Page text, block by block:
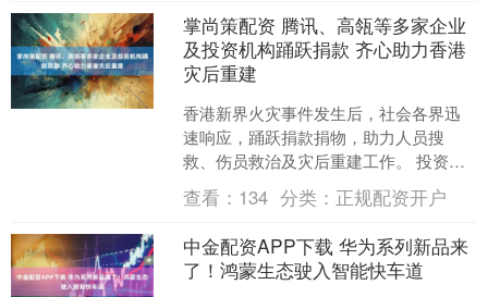
掌尚策配资 腾讯、高瓴等多家企业
及投资机构踊跃捐款 齐心助力香港
灾后重建
香港新界火灾事件发生后，社会各界迅
速响应，踊跃捐款捐物，助力人员搜
救、伤员救治及灾后重建工作。 投资机
构方面，11月28日中午，高瓴公益基金
会秉持扶危济困、回馈....
查看： 134 分类： 正规配资开户
中金配资APP下载 华为系列新品来
了！鸿蒙生态驶入智能快车道